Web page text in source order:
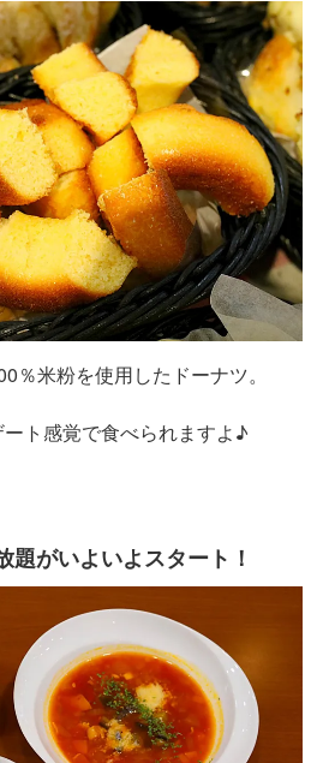
％米粉を使用したドーナツ。
ト感覚で食べられますよ♪
題がいよいよスタート！